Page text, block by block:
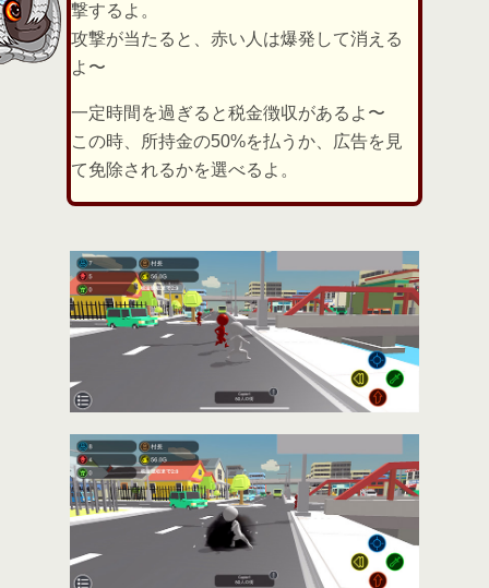
撃するよ。
攻撃が当たると、赤い人は爆発して消える
よ〜
一定時間を過ぎると税金徴収があるよ〜
この時、所持金の50%を払うか、広告を見
て免除されるかを選べるよ。